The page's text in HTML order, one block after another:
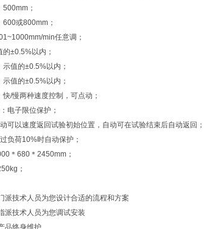
；
或800mm；
min任意调；
±0.5%以内；
值的±0.5%以内；
值的±0.5%以内；
/慢两种速度控制，可点动；
电子限位保护；
可以速度返回试验初始位置，自动可在试验结束后自动返回；
负荷10%时自动保护；
＊680＊2450mm；
；
派技术人员为您设计合适的流程和方案
派技术人员为您调试安装
品终身维护